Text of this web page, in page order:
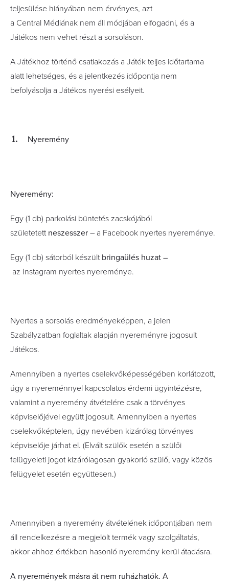
teljesülése hiányában nem érvényes, azt
a Central Médiának nem áll módjában elfogadni, és a
Játékos nem vehet részt a sorsoláson.
A Játékhoz történő csatlakozás a Játék teljes időtartama
alatt lehetséges, és a jelentkezés időpontja nem
befolyásolja a Játékos nyerési esélyeit.
Nyeremény
Nyeremény:
Egy (1 db) parkolási büntetés zacskójából
születetett neszesszer – a Facebook nyertes nyereménye.
Egy (1 db) sátorból készült bringaülés huzat –
az Instagram nyertes nyereménye.
Nyertes a sorsolás eredményeképpen, a jelen
Szabályzatban foglaltak alapján nyereményre jogosult
Játékos.
Amennyiben a nyertes cselekvőképességében korlátozott,
úgy a nyereménnyel kapcsolatos érdemi ügyintézésre,
valamint a nyeremény átvételére csak a törvényes
képviselőjével együtt jogosult. Amennyiben a nyertes
cselekvőképtelen, úgy nevében kizárólag törvényes
képviselője járhat el. (Elvált szülők esetén a szülői
felügyeleti jogot kizárólagosan gyakorló szülő, vagy közös
felügyelet esetén együttesen.)
Amennyiben a nyeremény átvételének időpontjában nem
áll rendelkezésre a megjelölt termék vagy szolgáltatás,
akkor ahhoz értékben hasonló nyeremény kerül átadásra.
A nyeremények másra át nem ruházhatók. A